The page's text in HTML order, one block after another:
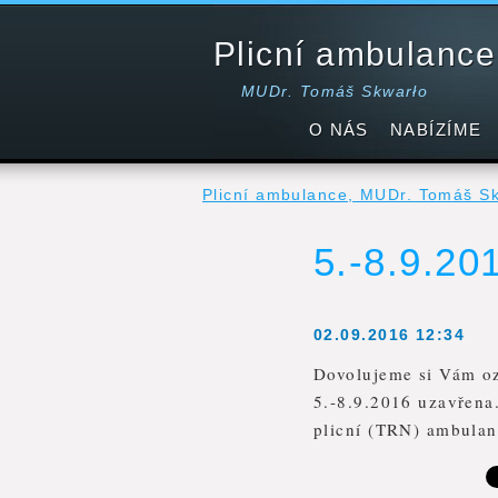
Plicní ambulance
MUDr. Tomáš Skwarło
Plicní ambulance, MUDr. Tomáš
5.-
02.09.2016 12:34
Dovolujeme si Vám
5.-8.9.2016
plicní (TRN)
O NÁS NABÍZÍME